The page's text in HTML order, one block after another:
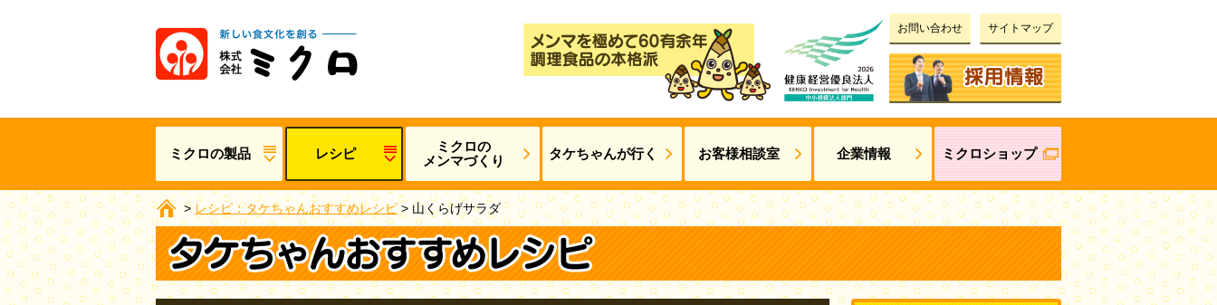
お問い合わせ サイトマップ
ミクロの製品 レシピ
ミクロの
メンマづくり
タケちゃんが行く お客様相談室 企業情報 ミクロショップ
> レシピ：タケちゃんおすすめレシピ > 山くらげサラダ